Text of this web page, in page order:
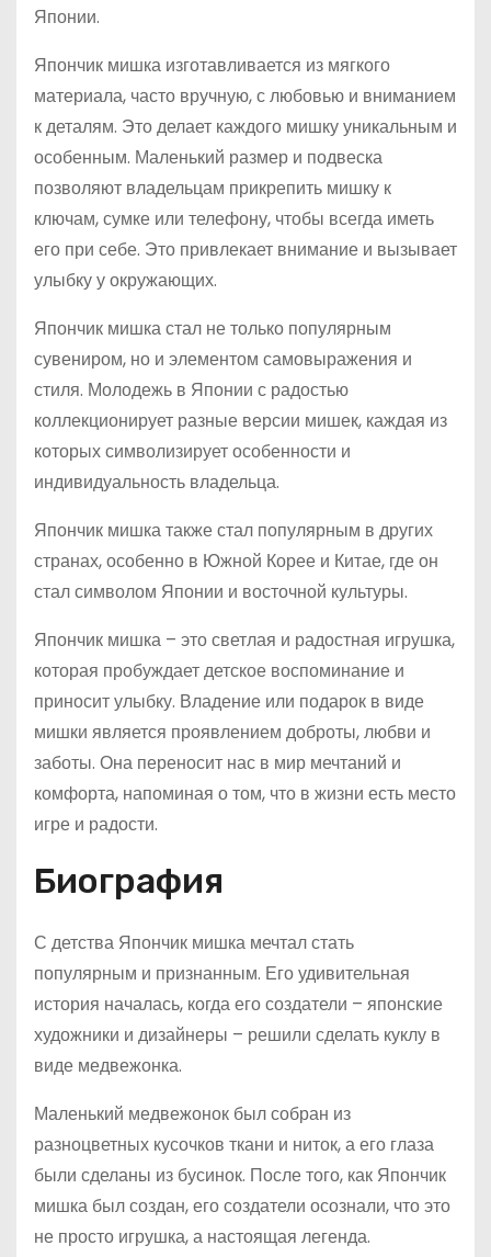
Японии.
Япончик мишка изготавливается из мягкого
материала, часто вручную, с любовью и вниманием
к деталям. Это делает каждого мишку уникальным и
особенным. Маленький размер и подвеска
позволяют владельцам прикрепить мишку к
ключам, сумке или телефону, чтобы всегда иметь
его при себе. Это привлекает внимание и вызывает
улыбку у окружающих.
Япончик мишка стал не только популярным
сувениром, но и элементом самовыражения и
стиля. Молодежь в Японии с радостью
коллекционирует разные версии мишек, каждая из
которых символизирует особенности и
индивидуальность владельца.
Япончик мишка также стал популярным в других
странах, особенно в Южной Корее и Китае, где он
стал символом Японии и восточной культуры.
Япончик мишка – это светлая и радостная игрушка,
которая пробуждает детское воспоминание и
приносит улыбку. Владение или подарок в виде
мишки является проявлением доброты, любви и
заботы. Она переносит нас в мир мечтаний и
комфорта, напоминая о том, что в жизни есть место
игре и радости.
Биография
С детства Япончик мишка мечтал стать
популярным и признанным. Его удивительная
история началась, когда его создатели – японские
художники и дизайнеры – решили сделать куклу в
виде медвежонка.
Маленький медвежонок был собран из
разноцветных кусочков ткани и ниток, а его глаза
были сделаны из бусинок. После того, как Япончик
мишка был создан, его создатели осознали, что это
не просто игрушка, а настоящая легенда.